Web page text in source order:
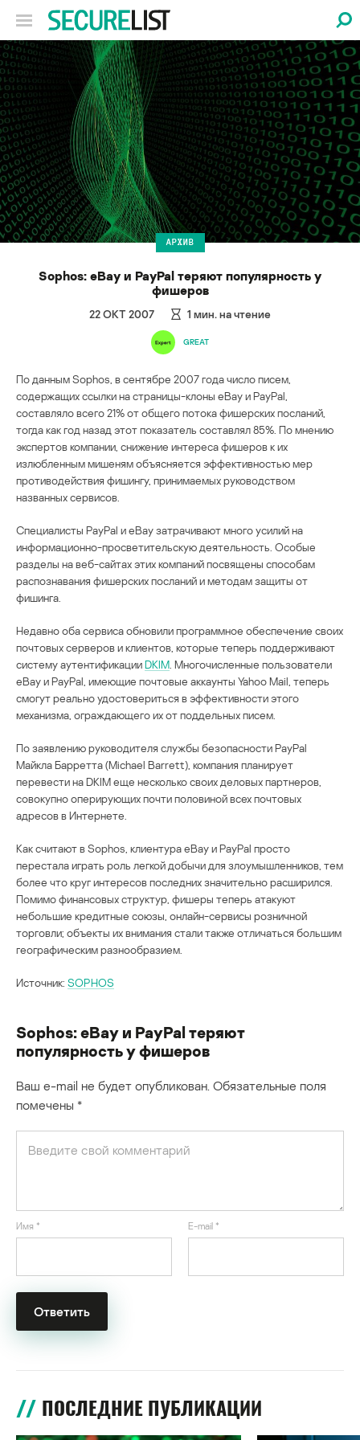
АРХИВ
Sophos: eBay и PayPal теряют популярность у
фишеров
22 ОКТ 2007 1 мин. на чтение
GREAT
По данным Sophos, в сентябре 2007 года число писем,
содержащих ссылки на страницы-клоны eBay и PayPal,
составляло всего 21% от общего потока фишерских посланий,
тогда как год назад этот показатель составлял 85%. По мнению
экспертов компании, снижение интереса фишеров к их
излюбленным мишеням объясняется эффективностью мер
противодействия фишингу, принимаемых руководством
названных сервисов.
Специалисты PayPal и eBay затрачивают много усилий на
информационно-просветительскую деятельность. Особые
разделы на веб-сайтах этих компаний посвящены способам
распознавания фишерских посланий и методам защиты от
фишинга.
Недавно оба сервиса обновили программное обеспечение своих
почтовых серверов и клиентов, которые теперь поддерживают
систему аутентификацииDKIM . Многочисленные пользователи
eBay и PayPal, имеющие почтовые аккаунты Yahoo Mail, теперь
смогут реально удостовериться в эффективности этого
механизма, ограждающего их от поддельных писем.
По заявлению руководителя службы безопасности PayPal
Майкла Барретта (Michael Barrett), компания планирует
перевести на DKIM еще несколько своих деловых партнеров,
совокупно оперирующих почти половиной всех почтовых
адресов в Интернете.
Как считают в Sophos, клиентура eBay и PayPal просто
перестала играть роль легкой добычи для злоумышленников, тем
более что круг интересов последних значительно расширился.
Помимо финансовых структур, фишеры теперь атакуют
небольшие кредитные союзы, онлайн-сервисы розничной
торговли; объекты их внимания стали также отличаться большим
географическим разнообразием.
Источник: SOPHOS
Sophos: eBay и PayPal теряют
популярность у фишеров
Ваш e-mail не будет опубликован. Обязательные поля
помечены *
Имя * E-mail *
ПОСЛЕДНИЕ ПУБЛИКАЦИИ